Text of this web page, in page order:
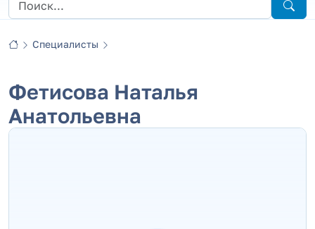
Специалисты
Фетисова Наталья
Анатольевна